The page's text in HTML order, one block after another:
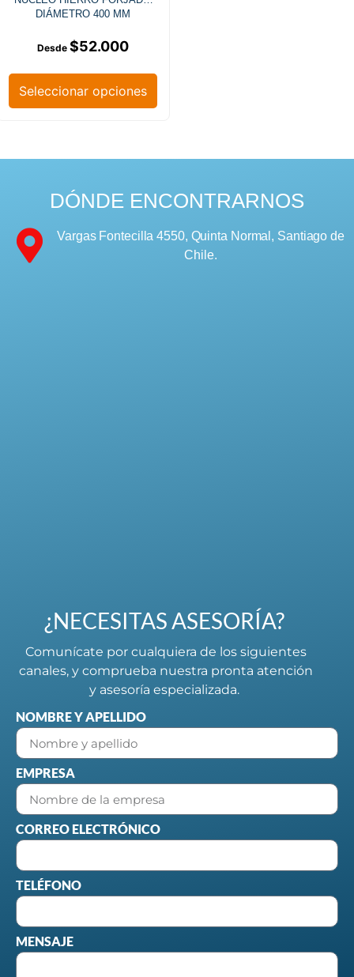
DIÁMETRO 400 MM
$52.000
Seleccionar opciones
DÓNDE ENCONTRARNOS
Vargas Fontecilla 4550, Quinta Normal, Santiago de
Chile.
¿NECESITAS ASESORÍA?
Comunícate por cualquiera de los siguientes
canales, y comprueba nuestra pronta atención
y asesoría especializada.
NOMBRE Y APELLIDO
EMPRESA
CORREO ELECTRÓNICO
TELÉFONO
MENSAJE